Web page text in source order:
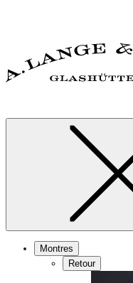
Montres
Retour